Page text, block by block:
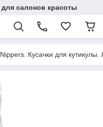
салонов красоты
Кусачки для